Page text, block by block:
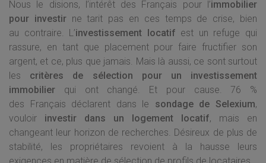
Nous le disions, l’intérêt des Français pour l’immobilier
pour investirne tarit pas en ces temps de crise, bien
au contraire. L’investissement locatif est un refuge qui
rassure, en tant que placement pour faire fructifier son
argent, et ce, plus que jamais. Mais là aussi, ce sont surtout
les critères de sélection pour un investissement
immobilier qui ont changé. Et pour cause. 76 %
des Français déclarent dans le sondage de Selexium,
vouloir investir dans un logement locatif, mais en
changeant leur horizon de recherches. Désireux de plus de
stabilité, les propriétaires revoient à la hausse leurs
exigences en matière de sélection de profils de locataires.